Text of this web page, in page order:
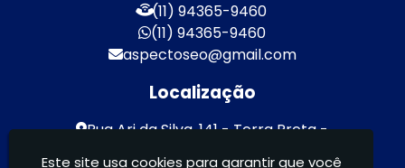
(11) 94365-9460
(11) 94365-9460
aspectoseo@gmail.com
Localização
Rua Ari da Silva, 141 - Terra Preta -
Este site usa cookies para garantir que você